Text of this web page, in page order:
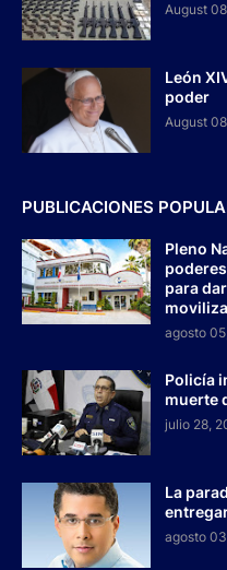
August
León
poder
August
PUBLICACIONES
Pleno
para
agosto
Policía
muerte
julio 28,
La
agosto